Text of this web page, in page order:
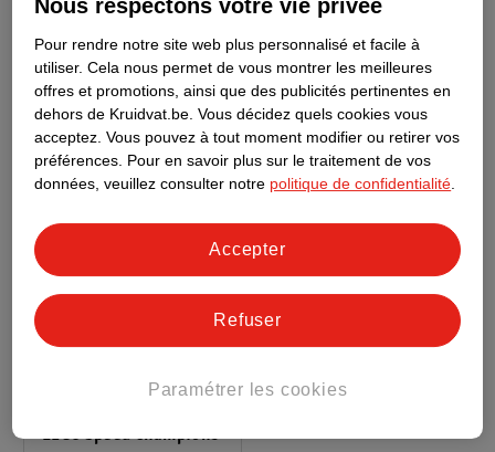
LEGO Speed Champions
Hypercar Bugatti
Centodieci 77240
9
LEGO Minecraft Le
Creeper 21276
3
LEGO Speed Champions
Nous respectons votre vie privée
Pour rendre notre site web plus personnalisé et facile à
utiliser. Cela nous permet de vous montrer les meilleures
offres et promotions, ainsi que des publicités pertinentes en
dehors de Kruidvat.be. Vous décidez quels cookies vous
acceptez. Vous pouvez à tout moment modifier ou retirer vos
préférences. Pour en savoir plus sur le traitement de vos
données, veuillez consulter notre politique de confidentialité
Paramétrer les cookies
Refuser
Accepter